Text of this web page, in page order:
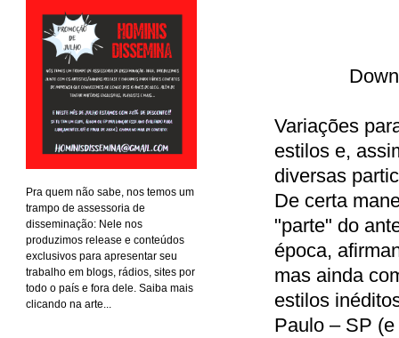
Variações
estilos e,
diversas
De certa
"parte" do
época,
mas ainda
estilos
Paulo – SP
Pra quem não sabe, nos temos um
trampo de assessoria de
disseminação: Nele nos
produzimos release e conteúdos
exclusivos para apresentar seu
trabalho em blogs, rádios, sites por
todo o país e fora dele. Saiba mais
clicando na arte...